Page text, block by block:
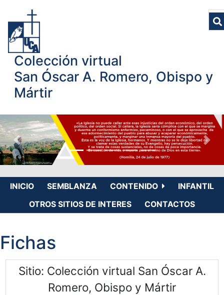
Colección virtual
San Óscar A. Romero, Obispo y
Mártir
INICIO SEMBLANZA CONTENIDO
INFANTIL
OTROS SITIOS DE INTERES
CONTACTOS
Fichas
Sitio Colección virtual San Óscar A.
Romero, Obispo y Mártir